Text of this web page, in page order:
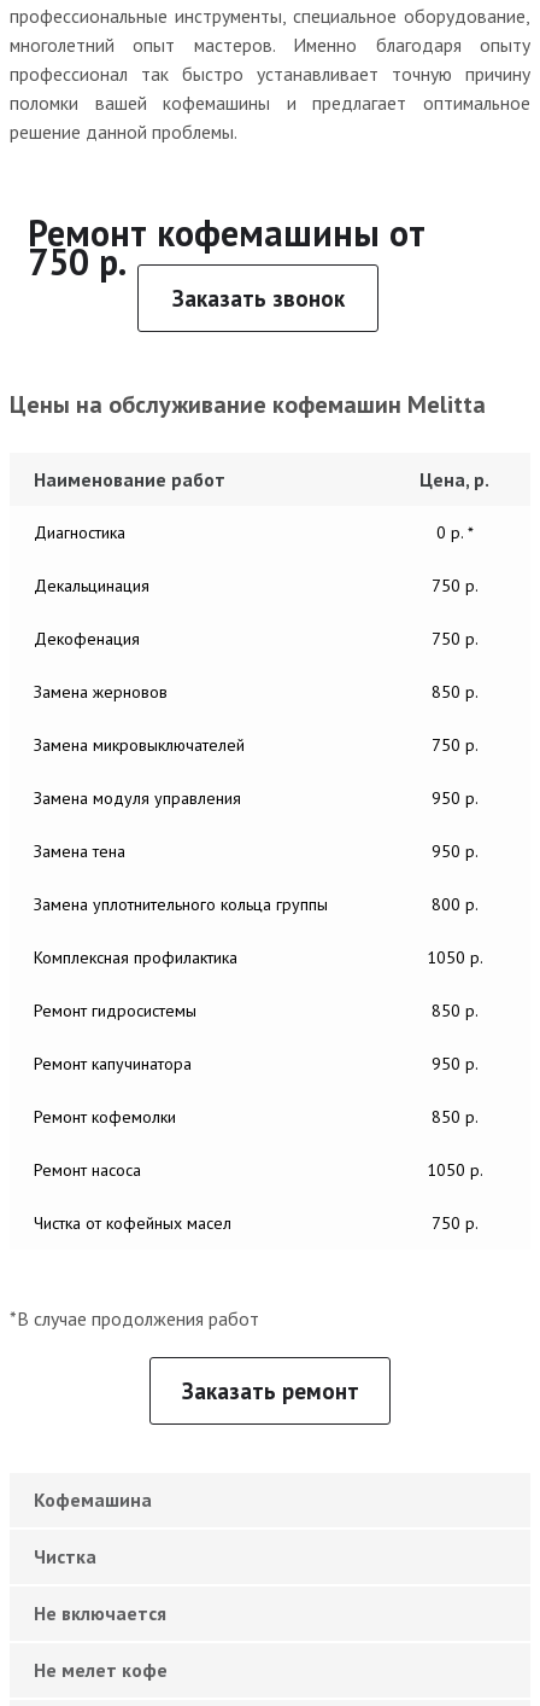
профессиональные инструменты, специальное оборудование,
многолетний опыт мастеров. Именно благодаря опыту
профессионал так быстро устанавливает точную причину
поломки вашей кофемашины и предлагает оптимальное
решение данной проблемы.
Ремонт кофемашины от
750 р.
Заказать звонок
Цены на обслуживание кофемашин Melitta
Наименование работ Цена, р.
Диагностика 0 р. *
Декальцинация 750 р.
Декофенация 750 р.
Замена жерновов 850 р.
Замена микровыключателей 750 р.
Замена модуля управления 950 р.
Замена тена 950 р.
Замена уплотнительного кольца группы 800 р.
Комплексная профилактика 1050 р.
Ремонт гидросистемы 850 р.
Ремонт капучинатора 950 р.
Ремонт кофемолки 850 р.
Ремонт насоса 1050 р.
Чистка от кофейных масел 750 р.
*В случае продолжения работ
Заказать ремонт
Кофемашина
Чистка
Не включается
Не мелет кофе